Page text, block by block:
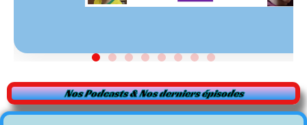
Nos Podcasts & Nos derniers épisodes